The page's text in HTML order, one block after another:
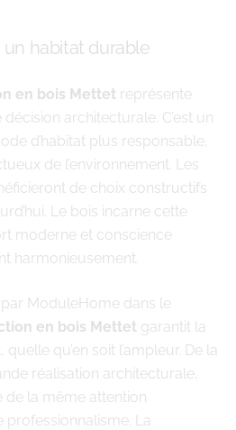
habitat durable
en bois Mettet représente
architecturale. C’est un
d’habitat plus responsable,
de l’environnement. Les
de choix constructifs
Le bois incarne cette
moderne et conscience
harmonieusement.
par ModuleHome dans le
en bois Mettet garantit la
qu’en soit l’ampleur. De la
réalisation architecturale,
la même attention
La